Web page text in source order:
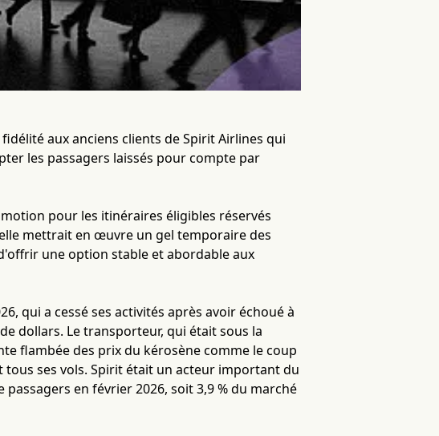
aux anciens clients de Spirit Airlines qui
les passagers laissés pour compte par
pour les itinéraires éligibles réservés
mettrait en œuvre un gel temporaire des
une option stable et abordable aux
qui a cessé ses activités après avoir échoué à
dollars. Le transporteur, qui était sous la
flambée des prix du kérosène comme le coup
tous ses vols. Spirit était un acteur important du
en février 2026, soit 3,9 % du marché